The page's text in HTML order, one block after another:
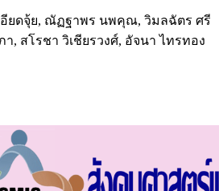
ยดจุ้ย, ณัฏฐาพร นพคุณ, วิมลฉัตร ศรี
, สโรชา วิเชียรวงศ์, อัจนา ไทรทอง